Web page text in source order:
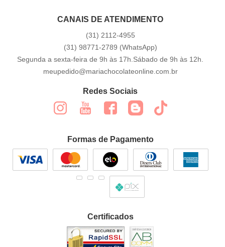
CANAIS DE ATENDIMENTO
(31) 2112-4955
(31) 98771-2789 (WhatsApp)
Segunda a sexta-feira de 9h às 17h.Sábado de 9h às 12h.
meupedido@mariachocolateonline.com.br
Redes Sociais
Formas de Pagamento
Certificados